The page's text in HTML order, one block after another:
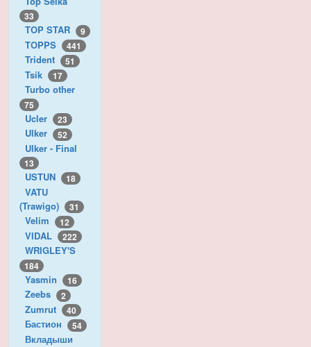
33
TOP STAR 9
TOPPS 441
Trident 51
Tsik 17
Turbo other
75
Ucler 23
Ulker 52
Ulker - Final
13
USTUN 18
VATU
(Trawigo)
31
Velim 12
VIDAL 222
WRIGLEY'S
184
Yasmin 16
Zeebs 2
Zumrut 40
Бастион 54
Вкладыши